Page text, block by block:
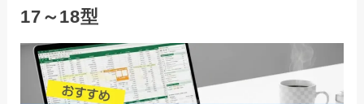
17～18型